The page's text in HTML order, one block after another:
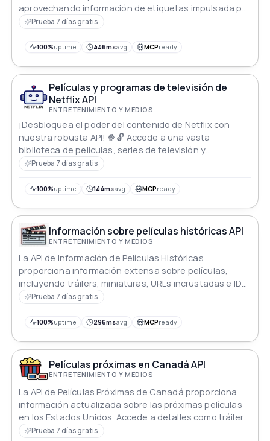
aprovechando información de etiquetas impulsada por
datos para aumentar la discoverabilidad, mejorar las
Prueba 7 días gratis
100%uptime 446msavg MCPready
Películas y programas de televisión de
Netflix API
ENTRETENIMIENTO Y MEDIOS
¡Desbloquea el poder del contenido de Netflix con
nuestra robusta API! 🍿🔓 Accede a una vasta
biblioteca de películas, series de televisión y
documentales, perfecta para desarrolladores,
entretenimiento.
Prueba 7 días gratis
100%uptime 144msavg MCPready
Información sobre películas históricas API
ENTRETENIMIENTO Y MEDIOS
La API de Información de Películas Históricas
proporciona información extensa sobre películas,
incluyendo tráilers, miniaturas, URLs incrustadas e IDs
de YouTube para los nuevos estrenos.
Prueba 7 días gratis
100%uptime 296msavg MCPready
Películas próximas en Canadá API
ENTRETENIMIENTO Y MEDIOS
La API de Películas Próximas de Canadá proporciona
información actualizada sobre las próximas películas
en los Estados Unidos. Accede a detalles como tráilers,
miniaturas, URLs incrustadas e IDs de YouTube de los
Prueba 7 días gratis